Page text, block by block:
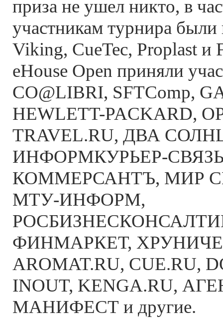
приза не ушел никто, в
участникам турнира были
Viking, CueTec, Proplast и
eHouse Open приняли
CO@LIBRI, SFTComp,
HEWLETT-PACKARD,
TRAVEL.RU, ДВА
ИНФОРМКУРЬЕР-
КОММЕРСАНТЪ, МИР
МТУ-ИНФОРМ,
ФИНМАРКЕТ,
AROMAT.RU, CUE.RU,
INOUT, KENGA.RU,
МАНИФЕСТ и другие.